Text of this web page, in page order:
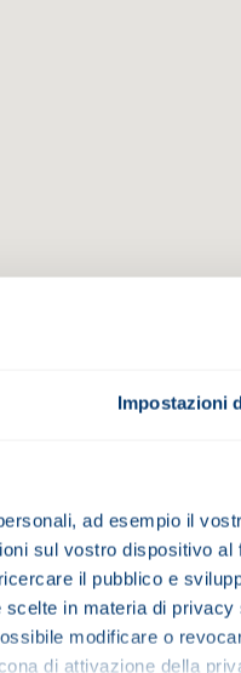
Impostazioni
ad esempio il
sul vostro dispositivo al
il pubblico e
in materia di
modificare o
di attivazione della